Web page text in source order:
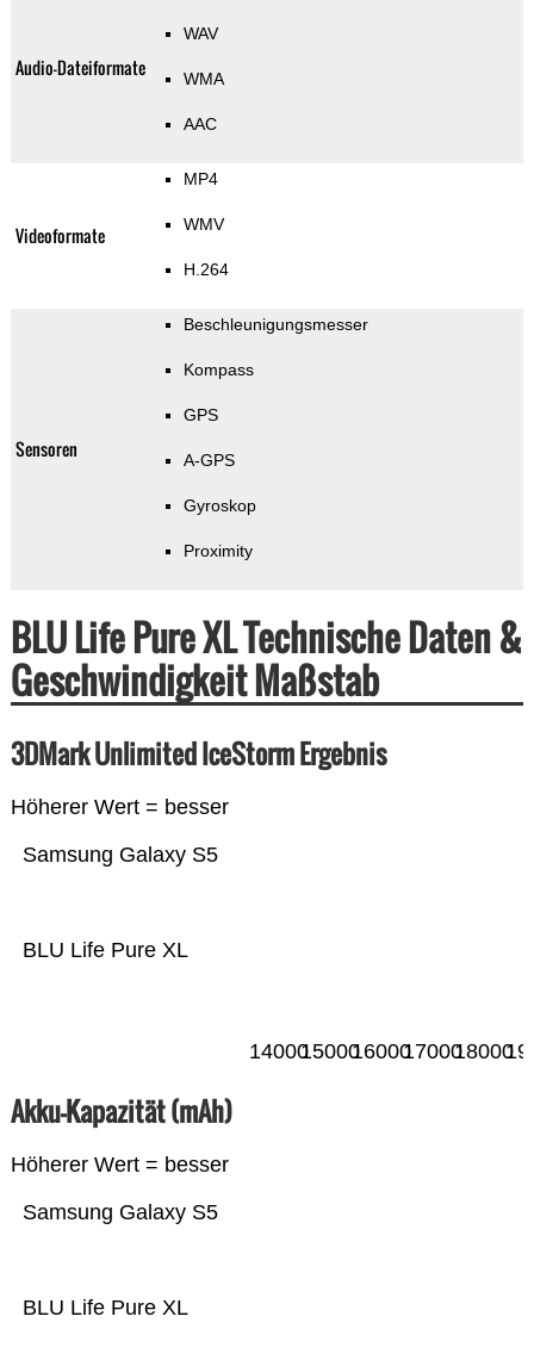
Audio-Dateiformate
WAV
WMA
AAC
Videoformate
MP4
WMV
H.264
Sensoren
Beschleunigungsmesser
Kompass
GPS
A-GPS
Gyroskop
Proximity
BLU Life Pure XL Technische Daten &
Geschwindigkeit Maßstab
3DMark Unlimited IceStorm Ergebnis
Höherer Wert = besser
BLU Life Pure XL
Samsung Galaxy S5
1400015000160001700018000
Akku-Kapazität (mAh)
Höherer Wert = besser
BLU Life Pure XL
Samsung Galaxy S5